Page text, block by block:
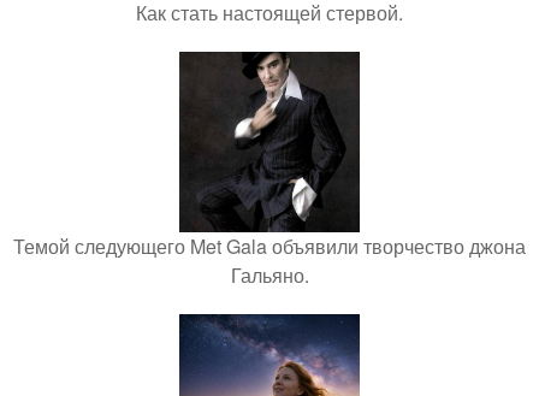
Как стать настоящей стервой.
Темой следующего Met Gala объявили творчество джона
Гальяно.